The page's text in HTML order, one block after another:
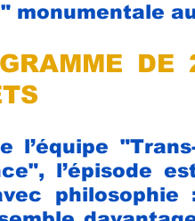
monumentale
DE
l’équipe
l’épisode
philosophie